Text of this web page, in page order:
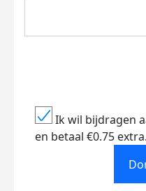
Ik wil bijdragen
en betaal €0.75 extra.